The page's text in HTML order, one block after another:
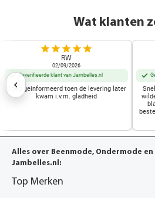
Wat klanten
RW
02/09/2026
Geverifieerde klant van Jambelles.nl
Goed geinformeerd toen de levering later
kwam i.v.m. gladheid
Alles over Beenmode, Ondermode
Jambelles.nl:
Top Merken